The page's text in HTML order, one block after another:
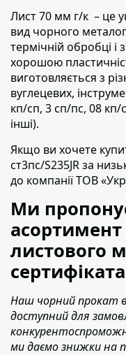
Лист 70 мм г/к – це
вид чорного
термічній обробці
хорошою
виготовляється з
вуглецевих,
кп/сп, 3 сп/пс, 08 кп/
інші).
Якщо ви хочете
ст3пс/S235JRза
до компанії ТОВ
Ми
асортимент
листового
Наш чорний прокат
доступний для
ми даємо знижки на